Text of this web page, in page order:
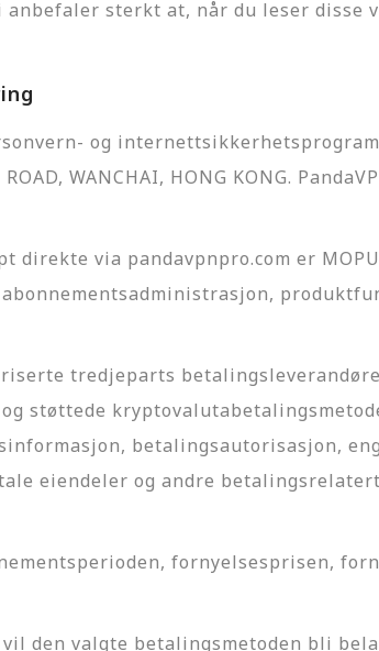
sterkt at, når du leser
og
ROAD, WANCHAI, HONG KONG.
direkte via pandavpnpro.com er
tredjeparts
støttede
betalingsautorisasjon,
eiendeler og andre
fornyelsesprisen,
den valgte betalingsmetoden bli